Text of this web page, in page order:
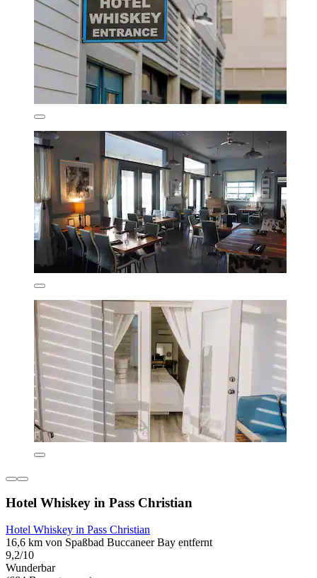
Hotel Whiskey in Pass Christian
Hotel Whiskey in Pass Christian
16,6 km von Spaßbad Buccaneer Bay entfernt
9,2/10
Wunderbar